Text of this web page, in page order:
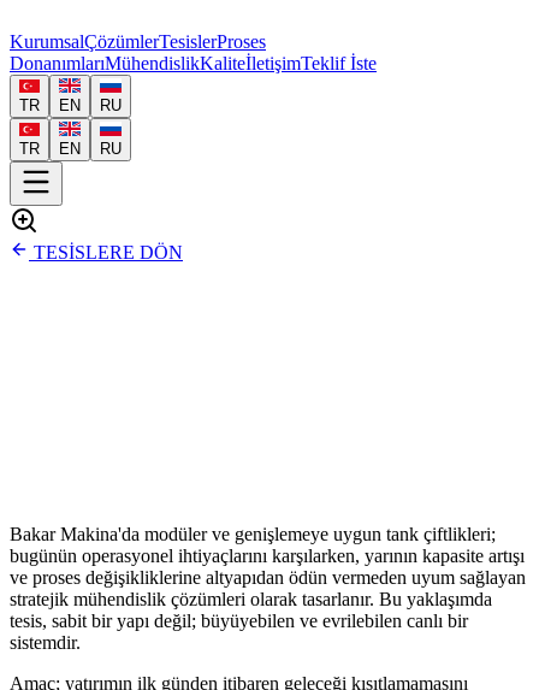
KurumsalÇözümlerTesislerProses
DonanımlarıMühendislikKaliteİletişimTeklif İste
TR EN RU
TR EN RU
TESİSLERE DÖN
Bakar Makina'da modüler ve genişlemeye uygun tank çiftlikleri;
bugünün operasyonel ihtiyaçlarını karşılarken, yarının kapasite artışı
ve proses değişikliklerine altyapıdan ödün vermeden uyum sağlayan
stratejik mühendislik çözümleri olarak tasarlanır. Bu yaklaşımda
tesis, sabit bir yapı değil; büyüyebilen ve evrilebilen canlı bir
sistemdir.
Amaç; yatırımın ilk günden itibaren geleceği kısıtlamamasını